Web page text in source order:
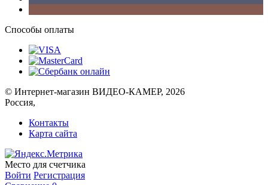
Способы оплаты
© Интернет-магазин ВИДЕО-КАМЕР, 2026
Россия,
Контакты
Карта сайта
Место для счетчика
Войти Регистрация